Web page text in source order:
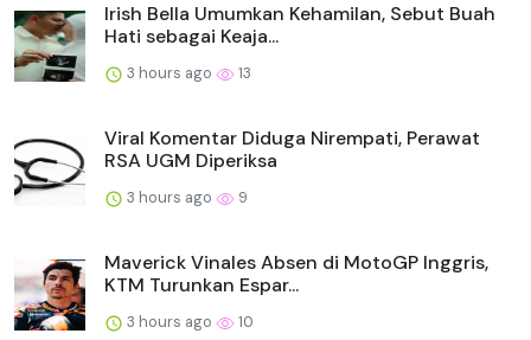
Irish Bella Umumkan Kehamilan, Sebut Buah
Hati sebagai Keaja...
3 hours ago 13
Viral Komentar Diduga Nirempati, Perawat
RSA UGM Diperiksa
3 hours ago 9
Maverick Vinales Absen di MotoGP Inggris,
KTM Turunkan Espar...
3 hours ago 10